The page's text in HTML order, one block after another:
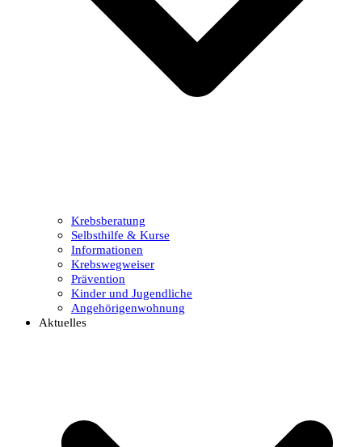
Krebsberatung
Selbsthilfe & Kurse
Informationen
Krebswegweiser
Prävention
Kinder und Jugendliche
Angehörigenwohnung
Aktuelles